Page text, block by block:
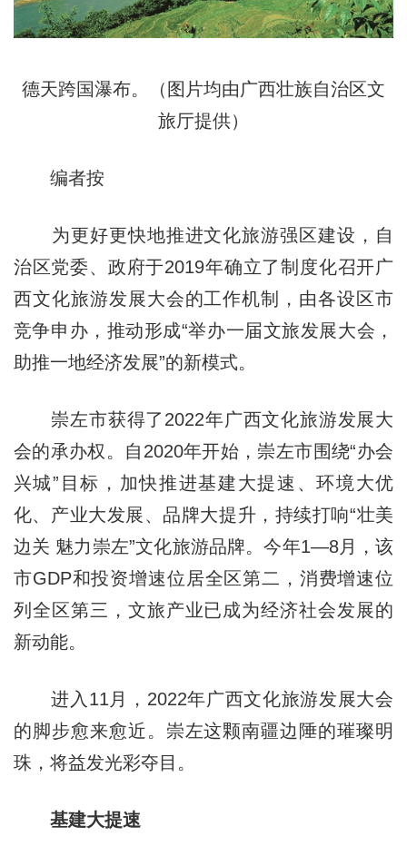
德天跨国瀑布。（图片均由广西壮族自治区文
旅厅提供）
编者按
为更好更快地推进文化旅游强区建设，自
治区党委、政府于2019年确立了制度化召开广
西文化旅游发展大会的工作机制，由各设区市
竞争申办，推动形成“举办一届文旅发展大会，
助推一地经济发展”的新模式。
崇左市获得了2022年广西文化旅游发展大
会的承办权。自2020年开始，崇左市围绕“办会
兴城”目标，加快推进基建大提速、环境大优
化、产业大发展、品牌大提升，持续打响“壮美
边关 魅力崇左”文化旅游品牌。今年1—8月，该
市GDP和投资增速位居全区第二，消费增速位
列全区第三，文旅产业已成为经济社会发展的
新动能。
进入11月，2022年广西文化旅游发展大会
的脚步愈来愈近。崇左这颗南疆边陲的璀璨明
珠，将益发光彩夺目。
基建大提速